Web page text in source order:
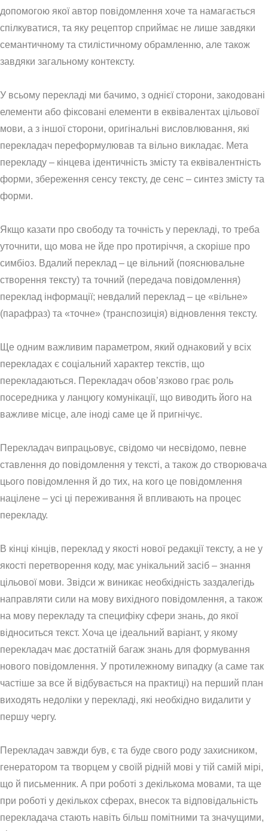
допомогою якої автор повідомлення хоче та намагається
спілкуватися, та яку рецептор сприймає не лише завдяки
семантичному та стилістичному обрамленню, але також
завдяки загальному контексту.
У всьому перекладі ми бачимо, з однієї сторони, закодовані
елементи або фіксовані елементи в еквівалентах цільової
мови, а з іншої сторони, оригінальні висловлювання, які
перекладач переформулював та вільно викладає. Мета
перекладу – кінцева ідентичність змісту та еквівалентність
форми, збереження сенсу тексту, де сенс – синтез змісту та
форми.
Якщо казати про свободу та точність у перекладі, то треба
уточнити, що мова не йде про протиріччя, а скоріше про
симбіоз. Вдалий переклад – це вільний (пояснювальне
створення тексту) та точний (передача повідомлення)
переклад інформації; невдалий переклад – це «вільне»
(парафраз) та «точне» (транспозиція) відновлення тексту.
Ще одним важливим параметром, який однаковий у всіх
перекладах є соціальний характер текстів, що
перекладаються. Перекладач обов’язково грає роль
посередника у ланцюгу комунікації, що виводить його на
важливе місце, але іноді саме це й пригнічує.
Перекладач випрацьовує, свідомо чи несвідомо, певне
ставлення до повідомлення у тексті, а також до створювача
цього повідомлення й до тих, на кого це повідомлення
націлене – усі ці переживання й впливають на процес
перекладу.
В кінці кінців, переклад у якості нової редакції тексту, а не у
якості перетворення коду, має унікальний засіб – знання
цільової мови. Звідси ж виникає необхідність заздалегідь
направляти сили на мову вихідного повідомлення, а також
на мову перекладу та специфіку сфери знань, до якої
відноситься текст. Хоча це ідеальний варіант, у якому
перекладач має достатній багаж знань для формування
нового повідомлення. У протилежному випадку (а саме так
частіше за все й відбувається на практиці) на перший план
виходять недоліки у перекладі, які необхідно видалити у
першу чергу.
Перекладач завжди був, є та буде свого роду захисником,
генератором та творцем у своїй рідній мові у тій самій мірі,
що й письменник. А при роботі з декількома мовами, та ще
при роботі у декількох сферах, внесок та відповідальність
перекладача стають навіть більш помітними та значущими,